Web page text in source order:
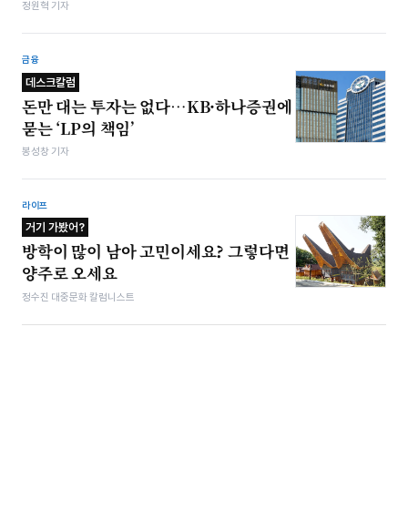
정원혁 기자
금융
데스크칼럼
돈만 대는 투자는 없다…KB·하나증권에
묻는 ‘LP의 책임’
봉성창 기자
라이프
거기 가봤어?
방학이 많이 남아 고민이세요? 그렇다면
양주로 오세요
정수진 대중문화 칼럼니스트